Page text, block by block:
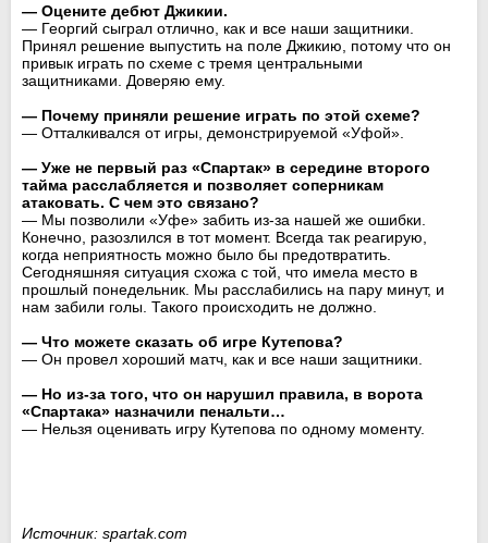
— Оцените дебют Джикии.
— Георгий сыграл отлично, как и все наши защитники.
Принял решение выпустить на поле Джикию, потому что он
привык играть по схеме с тремя центральными
защитниками. Доверяю ему.
— Почему приняли решение играть по этой схеме?
— Отталкивался от игры, демонстрируемой «Уфой».
— Уже не первый раз «Спартак» в середине второго
тайма расслабляется и позволяет соперникам
атаковать. С чем это связано?
— Мы позволили «Уфе» забить из-за нашей же ошибки.
Конечно, разозлился в тот момент. Всегда так реагирую,
когда неприятность можно было бы предотвратить.
Сегодняшняя ситуация схожа с той, что имела место в
прошлый понедельник. Мы расслабились на пару минут, и
нам забили голы. Такого происходить не должно.
— Что можете сказать об игре Кутепова?
— Он провел хороший матч, как и все наши защитники.
— Но из-за того, что он нарушил правила, в ворота
«Спартака» назначили пенальти…
— Нельзя оценивать игру Кутепова по одному моменту.
Источник: spartak.com